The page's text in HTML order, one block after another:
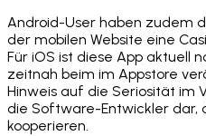
Android-User haben zudem
der mobilen Website eine
Für iOS ist diese App aktuell
zeitnah beim im Appstore
Hinweis auf die Seriosität im
die Software-Entwickler dar,
kooperieren.